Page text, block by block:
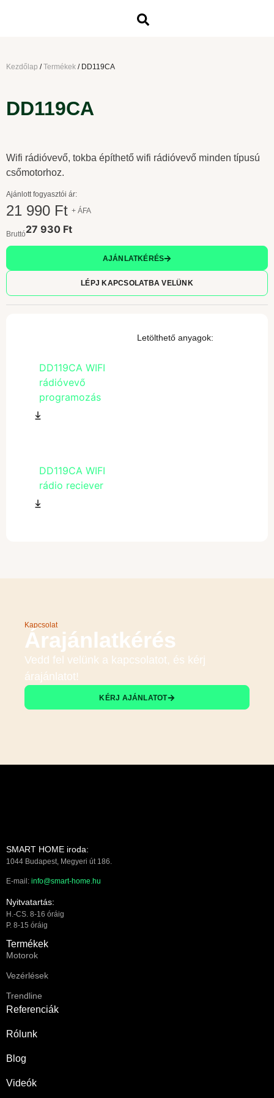
Kezdőlap /Termékek / DD119CA
DD119CA
Wifi rádióvevő, tokba építhető wifi rádióvevő minden típusú
csőmotorhoz.
Ajánlott fogyasztói ár:
21 990 Ft + ÁFA
Bruttó27 930 Ft
AJÁNLATKÉRÉS
LÉPJ KAPCSOLATBA VELÜNK
Letölthető anyagok:
DD119CA WIFI
rádióvevő
programozás
DD119CA WIFI
rádio reciever
Kapcsolat
Árajánlatkérés
Vedd fel velünk a kapcsolatot, és kérj
árajánlatot!
KÉRJ AJÁNLATOT
SMART HOME iroda:
1044 Budapest, Megyeri út 186.
E-mail: info@smart-home.hu
Nyitvatartás:
H.-CS. 8-16 óráig
P. 8-15 óráig
Termékek
Motorok
Vezérlések
Trendline
Referenciák
Rólunk
Blog
Videók